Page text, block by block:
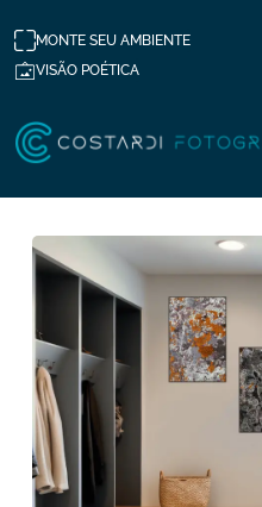
MONTE SEU AMBIENTE
VISÃO POÉTICA